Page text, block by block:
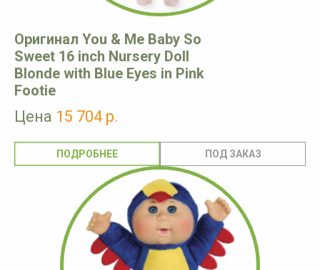
Оригинал You & Me Baby So
Sweet 16 inch Nursery Doll
Blonde with Blue Eyes in Pink
Footie
Цена 15 704 р.
ПОДРОБНЕЕ